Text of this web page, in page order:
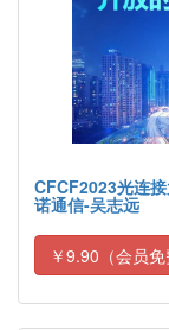
CFCF2023光连
诺通信-吴志远
￥9.90（会员免